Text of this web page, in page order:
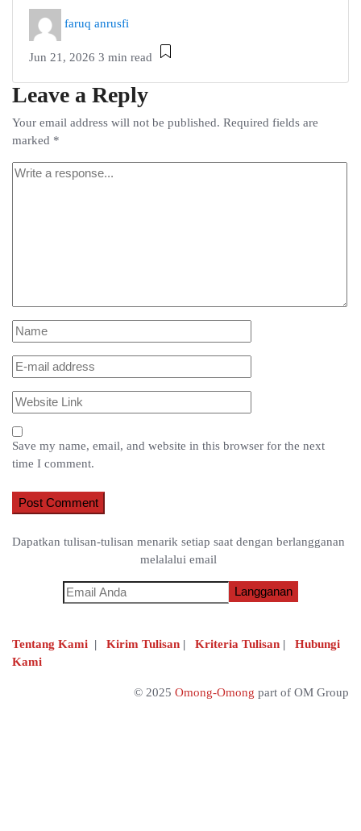
faruq anrusfi
Jun 21, 2026 3 min read
Leave a Reply
Your email address will not be published. Required fields are
marked *
Save my name, email, and website in this browser for the next
time I comment.
Dapatkan tulisan-tulisan menarik setiap saat dengan berlangganan
melalalui email
Tentang Kami | Kirim Tulisan | Kriteria Tulisan | Hubungi
Kami
© 2025 Omong-Omong part of OM Group